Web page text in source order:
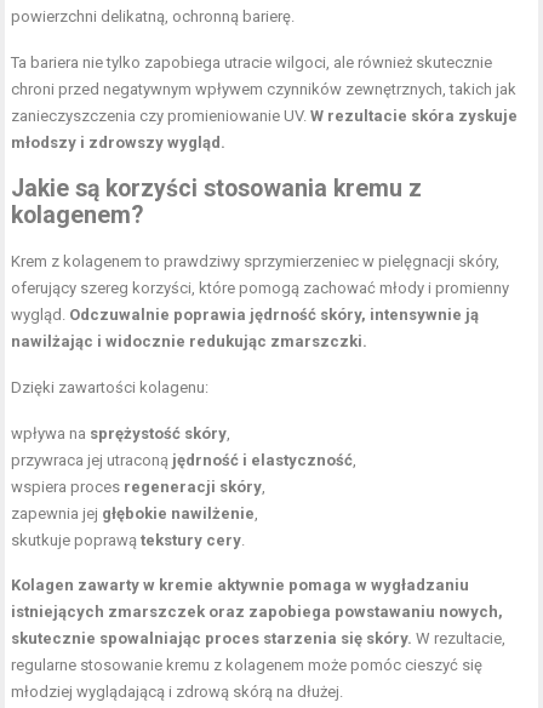
powierzchni delikatną, ochronną barierę.
Ta bariera nie tylko zapobiega utracie wilgoci, ale również skutecznie
chroni przed negatywnym wpływem czynników zewnętrznych, takich jak
zanieczyszczenia czy promieniowanie UV.W rezultacie skóra zyskuje
młodszy i zdrowszy wygląd.
Jakie są korzyści stosowania kremu z
kolagenem?
Krem z kolagenem to prawdziwy sprzymierzeniec w pielęgnacji skóry,
oferujący szereg korzyści, które pomogą zachować młody i promienny
wygląd. Odczuwalnie poprawia jędrność skóry, intensywnie ją
nawilżając i widocznie redukując zmarszczki.
Dzięki zawartości kolagenu:
wpływa na sprężystość skóry
przywraca jej utraconą jędrność i elastyczność
wspiera proces regeneracji skóry
zapewnia jej głębokie nawilżenie
skutkuje poprawątekstury cery
Kolagen zawarty w kremie aktywnie pomaga w wygładzaniu
istniejących zmarszczek oraz zapobiega powstawaniu nowych,
skutecznie spowalniając proces starzenia się skóry. W rezultacie,
regularne stosowanie kremu z kolagenem może pomóc cieszyć się
młodziej wyglądającą i zdrową skórą na dłużej.